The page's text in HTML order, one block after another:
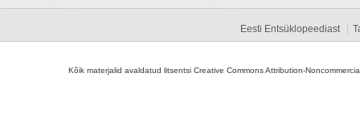
Eesti Entsüklopeediast
Kõik materjalid avaldatud litsentsi Creative Commons Attribution-